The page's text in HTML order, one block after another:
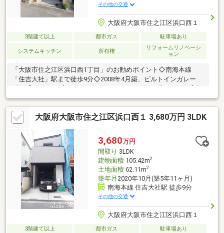
その他の交通
大阪府大阪市住之江区浜口西１
3階建て以上 都市ガス 駐車場あり
システムキッチン 所有権
リフォームリノベーシ
ョン
「大阪市住之江区浜口西1丁目」のお勧めポイント◇南海本線
「住吉大社」駅まで徒歩9分◇2008年4月築、ビルトインガレージ
の会話が弾む空間になりそうです。◇2階と3階にバルコニーが備
わります。西向きのため夕方まで陽が入ります。◇LDKは2階にあ
るため、前面道路からの視線が気になりにくいです。◇各洋室と
和室に収納が備わり、住空間を広く使えそうです。◇食器洗乾燥
機、温水洗浄便座、モニター付きインターホンなど、快適に暮ら
せる設備有り。◇2022年10月室内リフォームしています。◇入居
中のためご見学はご予約くださいませ。
大阪府大阪市住之江区浜口西１ 3,680万円 3LDK
3,680万円
間取り 3LDK
建物面積105.42m2
土地面積62.11m2
築年月 2020年10月(築5年11ヶ月)
南海本線 住吉大社駅 徒歩9分
その他の交通
大阪府大阪市住之江区浜口西１
3階建て以上 都市ガス
駐車場あり